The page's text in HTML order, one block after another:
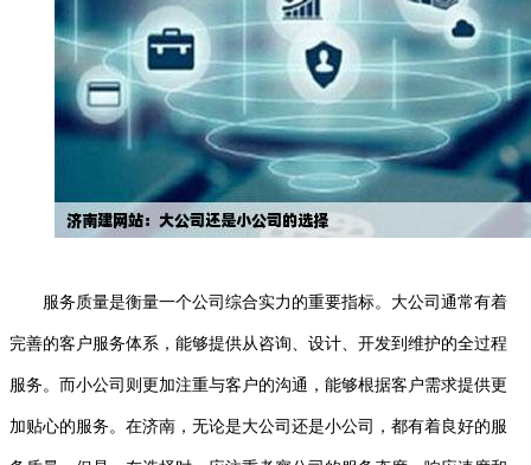
服务质量是衡量一个公司综合实力的重要指标。大公司通常有着
完善的客户服务体系，能够提供从咨询、设计、开发到维护的全过程
服务。而小公司则更加注重与客户的沟通，能够根据客户需求提供更
加贴心的服务。在济南，无论是大公司还是小公司，都有着良好的服